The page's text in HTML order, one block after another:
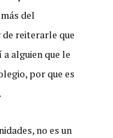
del
reiterarle que
alguien que le
por que es
no es un